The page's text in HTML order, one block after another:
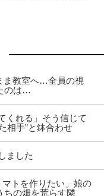
ま教室へ…全員の視
のは…
くれる」そう信じて
相手”と鉢合わせ
ました
トを作りたい」娘の
ちの畑を荒らす隣